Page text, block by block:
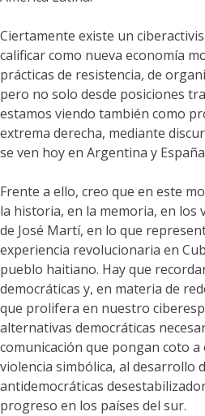
Ciertamente existe un
calificar como nueva economía
prácticas de resistencia, de
pero no solo desde posiciones
estamos viendo también como
extrema derecha, mediante
se ven hoy en Argentina y
Frente a ello, creo que en este
la historia, en la memoria, en los
de José Martí, en lo que
experiencia revolucionaria en
pueblo haitiano. Hay que
democráticas y, en materia de
que prolifera en nuestro
alternativas democráticas
comunicación que pongan coto a
violencia simbólica, al desarrollo
antidemocráticas
progreso en los países del sur.